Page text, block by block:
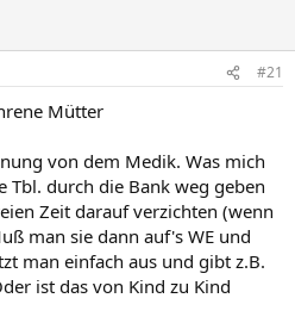
#21
Mütter
von dem Medik. Was mich
Tbl. durch die Bank weg geben
Zeit darauf verzichten (wenn
man sie dann auf's WE und
man einfach aus und gibt z.B.
ist das von Kind zu Kind